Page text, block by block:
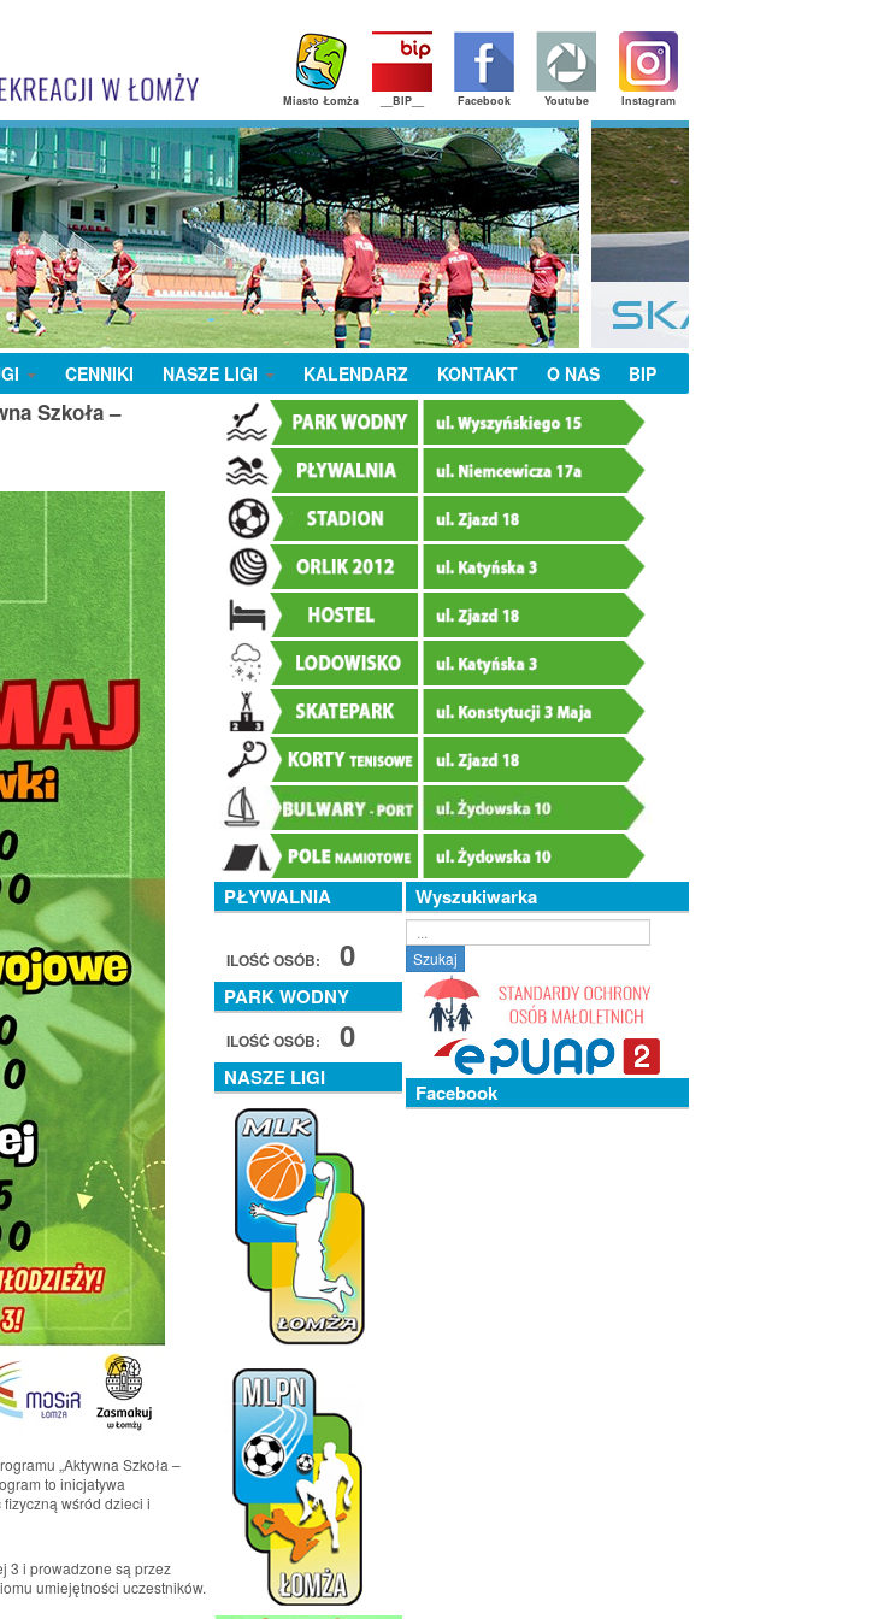
Instagram
Youtube
Facebook
__BIP__
Miasto Łomża
CENNIKI NASZE LIGI KALENDARZ KONTAKT O NAS BIP
Szkoła –
„Aktywna Szkoła –
to inicjatywa
wśród dzieci i
3 i prowadzone są przez
umiejętności uczestników.
PŁYWALNIA
ILOŚĆ OSÓB: 0
PARK WODNY
ILOŚĆ OSÓB: 0
NASZE LIGI
Wyszukiwarka
Szukaj
Facebook